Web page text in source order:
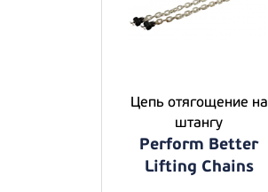
Цепь отягощение на
штангу
Perform Better
Lifting Chains